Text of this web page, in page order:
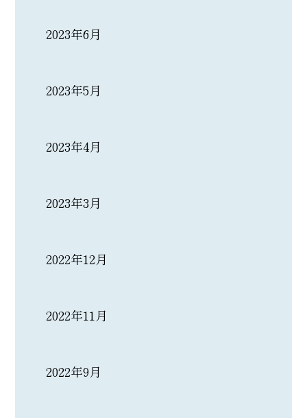
2023年6月
2023年5月
2023年4月
2023年3月
2022年12月
2022年11月
2022年9月